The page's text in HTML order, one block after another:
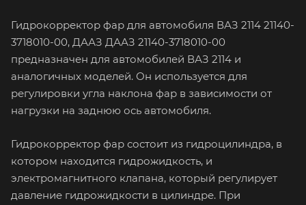
Гидрокорректор фар для автомобиля ВАЗ 2114 21140-
3718010-00, ДААЗ ДААЗ 21140-3718010-00
предназначен для автомобилей ВАЗ 2114 и
аналогичных моделей. Он используется для
регулировки угла наклона фар в зависимости от
нагрузки на заднюю ось автомобиля.
Гидрокорректор фар состоит из гидроцилиндра, в
котором находится гидрожидкость, и
электромагнитного клапана, который регулирует
давление гидрожидкости в цилиндре. При